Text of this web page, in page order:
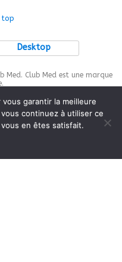
top
Desktop
Med. Club Med est une marque
copyrightpro.com
garantir la meilleure
continuez à utiliser ce
en êtes satisfait.